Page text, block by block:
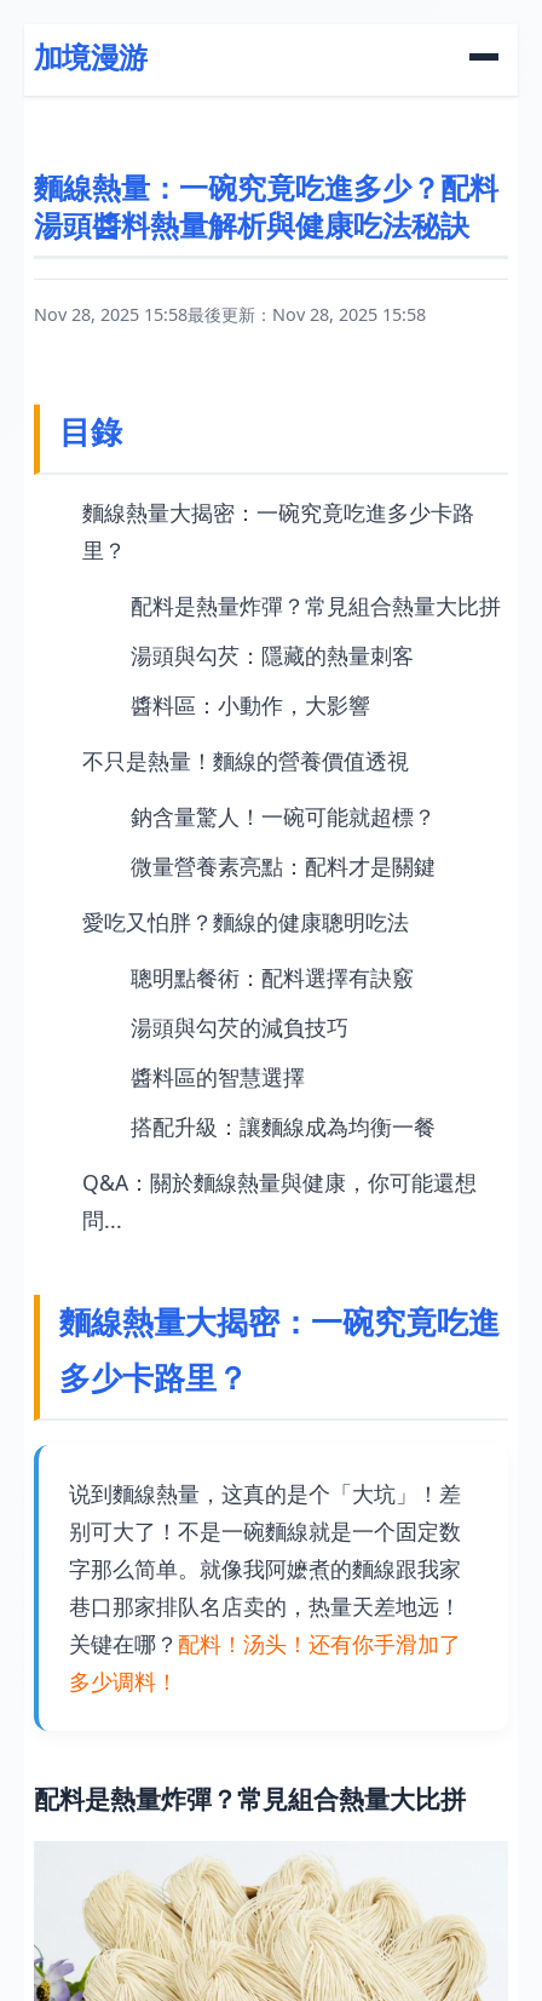
加境漫游
麵線熱量：一碗究竟吃進多少？配料
湯頭醬料熱量解析與健康吃法秘訣
Nov 28, 2025 15:58最後更新：Nov 28, 2025 15:58
目錄
麵線熱量大揭密：一碗究竟吃進多少卡路
里？
配料是熱量炸彈？常見組合熱量大比拼
湯頭與勾芡：隱藏的熱量刺客
醬料區：小動作，大影響
不只是熱量！麵線的營養價值透視
鈉含量驚人！一碗可能就超標？
微量營養素亮點：配料才是關鍵
愛吃又怕胖？麵線的健康聰明吃法
聰明點餐術：配料選擇有訣竅
湯頭與勾芡的減負技巧
醬料區的智慧選擇
搭配升級：讓麵線成為均衡一餐
Q&A：關於麵線熱量與健康，你可能還想
問...
麵線熱量大揭密：一碗究竟吃進
多少卡路里？
说到麵線熱量，这真的是个「大坑」！差
别可大了！不是一碗麵線就是一个固定数
字那么简单。就像我阿嬷煮的麵線跟我家
巷口那家排队名店卖的，热量天差地远！
关键在哪？ 配料！汤头！还有你手滑加了
多少调料！
配料是熱量炸彈？常見組合熱量大比拼